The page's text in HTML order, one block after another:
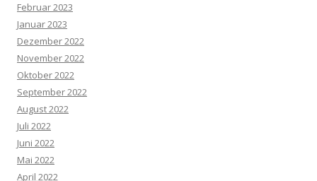
Februar 2023
Januar 2023
Dezember 2022
November 2022
Oktober 2022
September 2022
August 2022
Juli 2022
Juni 2022
Mai 2022
April 2022